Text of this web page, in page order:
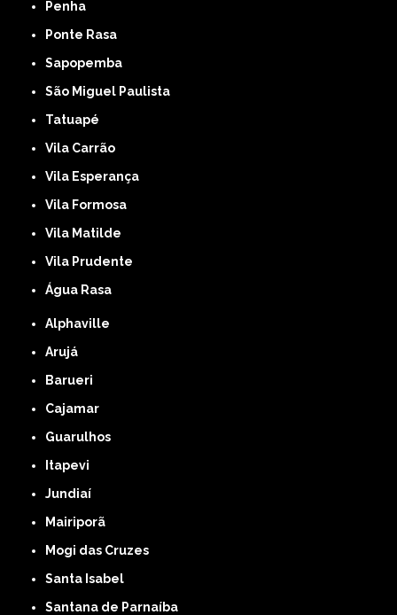
Penha
Ponte Rasa
Sapopemba
São Miguel Paulista
Tatuapé
Vila Carrão
Vila Esperança
Vila Formosa
Vila Matilde
Vila Prudente
Água Rasa
Alphaville
Arujá
Barueri
Cajamar
Guarulhos
Itapevi
Jundiaí
Mairiporã
Mogi das Cruzes
Santa Isabel
Santana de Parnaíba